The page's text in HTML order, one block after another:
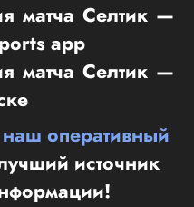
матча Селтик —
app
матча Селтик —
наш оперативный
источник